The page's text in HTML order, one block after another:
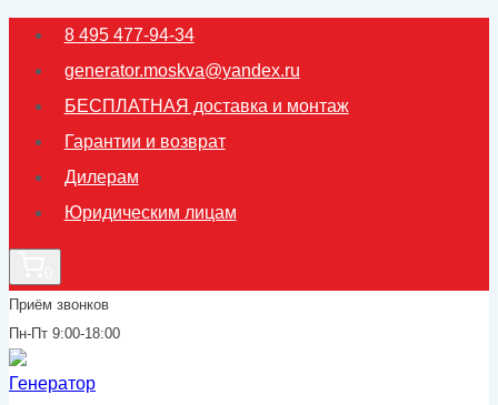
Перейти
содержимому
8 495 477-94-34
generator.moskva@yandex.ru
БЕСПЛАТНАЯ доставка и монтаж
Гарантии и возврат
Дилерам
Юридическим лицам
Приём звонков
Пн-Пт 9:00-18:00